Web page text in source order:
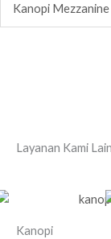
Kanopi Mezzanine
Layanan Kami
Kanopi